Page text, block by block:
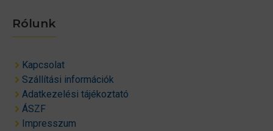
Rólunk
Kapcsolat
Szállítási információk
Adatkezelési tájékoztató
ÁSZF
Impresszum